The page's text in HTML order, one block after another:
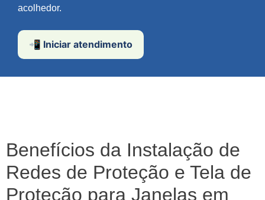
acolhedor.
📲 Iniciar atendimento
Benefícios da Instalação de
Redes de Proteção e Tela de
Proteção para Janelas em